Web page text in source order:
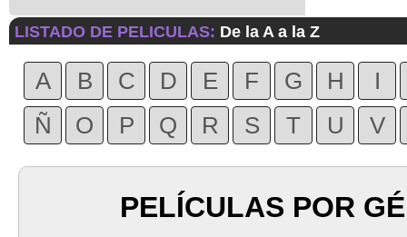
LISTADO DE PELICULAS: De la A a la Z
A B C D E F G H
I
Ñ
O P Q R S T U V
PELÍCULAS POR